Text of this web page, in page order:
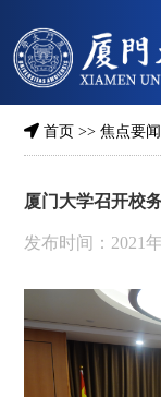
首页 >>焦点要闻
厦门大学召开校
发布时间：2021